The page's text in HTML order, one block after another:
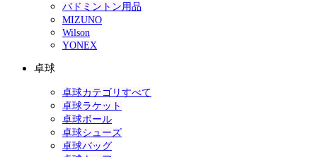
バドミントン用品
MIZUNO
Wilson
YONEX
卓球
卓球カテゴリすべて
卓球ラケット
卓球ボール
卓球シューズ
卓球バッグ